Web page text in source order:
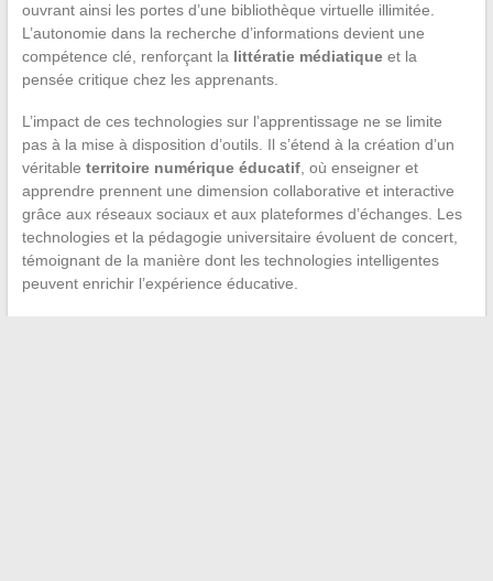
ouvrant ainsi les portes d’une bibliothèque virtuelle illimitée.
L’autonomie dans la recherche d’informations devient une
compétence clé, renforçant la littératie médiatiqueet la
pensée critique chez les apprenants.
L’impact de ces technologies sur l’apprentissage ne se limite
pas à la mise à disposition d’outils. Il s’étend à la création d’un
véritable territoire numérique éducatif, où enseigner et
apprendre prennent une dimension collaborative et interactive
grâce aux réseaux sociaux et aux plateformes d’échanges. Les
technologies et la pédagogie universitaire évoluent de concert,
témoignant de la manière dont les technologies intelligentes
peuvent enrichir l’expérience éducative.